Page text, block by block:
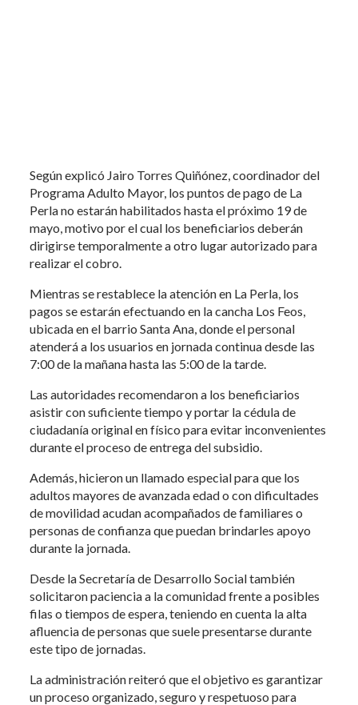
Según explicó Jairo Torres Quiñónez, coordinador del
Programa Adulto Mayor, los puntos de pago de La
Perla no estarán habilitados hasta el próximo 19 de
mayo, motivo por el cual los beneficiarios deberán
dirigirse temporalmente a otro lugar autorizado para
realizar el cobro.
Mientras se restablece la atención en La Perla, los
pagos se estarán efectuando en la cancha Los Feos,
ubicada en el barrio Santa Ana, donde el personal
atenderá a los usuarios en jornada continua desde las
7:00 de la mañana hasta las 5:00 de la tarde.
Las autoridades recomendaron a los beneficiarios
asistir con suficiente tiempo y portar la cédula de
ciudadanía original en físico para evitar inconvenientes
durante el proceso de entrega del subsidio.
Además, hicieron un llamado especial para que los
adultos mayores de avanzada edad o con dificultades
de movilidad acudan acompañados de familiares o
personas de confianza que puedan brindarles apoyo
durante la jornada.
Desde la Secretaría de Desarrollo Social también
solicitaron paciencia a la comunidad frente a posibles
filas o tiempos de espera, teniendo en cuenta la alta
afluencia de personas que suele presentarse durante
este tipo de jornadas.
La administración reiteró que el objetivo es garantizar
un proceso organizado, seguro y respetuoso para